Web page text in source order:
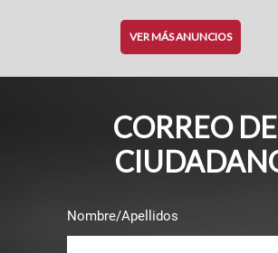
VER MÁS ANUNCIOS
CORREO
Nombre/Apellidos